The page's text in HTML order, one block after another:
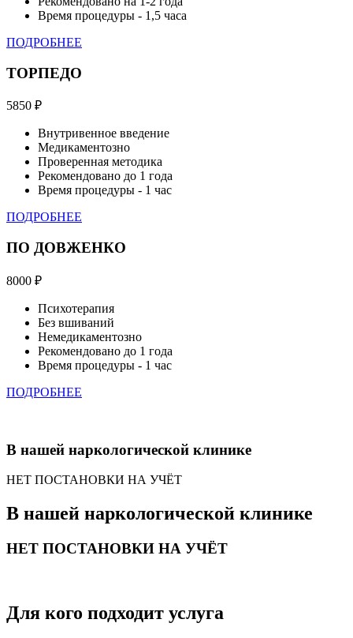
Время процедуры - 1,5 часа
ПОДРОБНЕЕ
ТОРПЕДО
5850 ₽
Внутривенное введение
Медикаментозно
Проверенная методика
Рекомендовано до 1 года
Время процедуры - 1 час
ПОДРОБНЕЕ
ПО ДОВЖЕНКО
8000 ₽
Психотерапия
Без вшиваний
Немедикаментозно
Рекомендовано до 1 года
Время процедуры - 1 час
ПОДРОБНЕЕ
В нашей наркологической клинике
НЕТ ПОСТАНОВКИ НА УЧЁТ
В нашей наркологической клинике
НЕТ ПОСТАНОВКИ НА УЧЁТ
Для кого подходит услуга